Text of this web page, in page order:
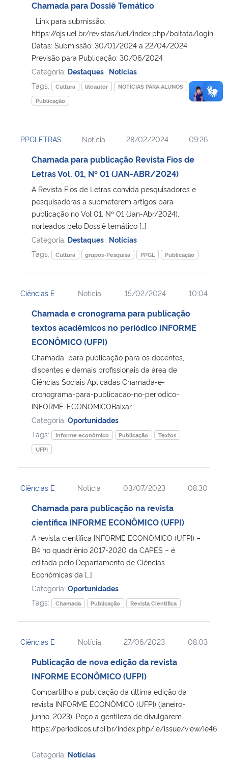
Chamada para Dossiê Temático
Link para submissão:
https://ojs.uel.br/revistas/uel/index.php/boitata/login
Datas: Submissão: 30/01/2024 a 22/04/2024
Previsão para Publicação: 30/06/2024
Categoria: Destaques Notícias
Tags:
Cultura liteautor
NOTÍCIAS PARA ALUNOS
Publicação
PPGLETRAS Notícia 28/02/2024 09:26
Chamada para publicação Revista Fios de
Letras Vol. 01, Nº 01 (JAN-ABR/2024)
A Revista Fios de Letras convida pesquisadores e
pesquisadoras a submeterem artigos para
publicação no Vol 01, Nº 01 (Jan-Abr/2024),
norteados pelo Dossiê temático […]
Categoria: Destaques Notícias
Tags:
Cultura grupos-Pesquisa PPGL Publicação
Ciências E Notícia 15/02/2024 10:04
Chamada e cronograma para publicação
textos acadêmicos no periódico INFORME
ECONÔMICO (UFPI)
Chamada para publicação para os docentes,
discentes e demais profissionais da área de
Ciências Sociais Aplicadas Chamada-e-
cronograma-para-publicacao-no-periodico-
INFORME-ECONOMICOBaixar
Categoria: Oportunidades
Tags:
Informe econômico Publicação
Textos
UFPI
Ciências E Notícia 03/07/2023 08:30
Chamada para publicação na revista
científica INFORME ECONÔMICO (UFPI)
A revista científica INFORME ECONÔMICO (UFPI) –
B4 no quadriênio 2017-2020 da CAPES – é
editada pelo Departamento de Ciências
Econômicas da […]
Categoria: Oportunidades
Tags:
Chamada Publicação Revista Científica
Ciências E Notícia 27/06/2023 08:03
Publicação de nova edição da revista
INFORME ECONÔMICO (UFPI)
Compartilho a publicação da última edição da
revista INFORME ECONÔMICO (UFPI) (janeiro-
junho, 2023). Peço a gentileza de divulgarem.
https://periodicos.ufpi.br/index.php/ie/issue/view/ie46
Categoria: Notícias